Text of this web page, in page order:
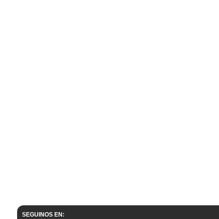
SEGUINOS EN: